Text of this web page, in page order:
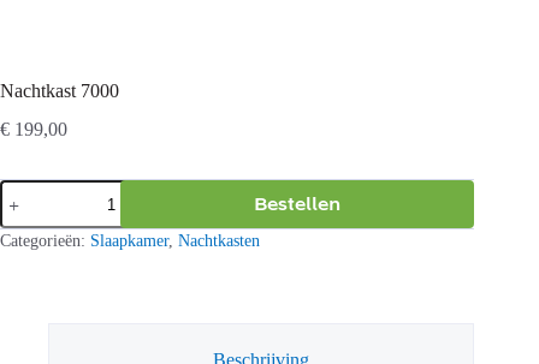
Nachtkast 7000
€ 199,00
Nachtkast
7000
aantal
Bestellen
Categorieën: Slaapkamer, Nachtkasten